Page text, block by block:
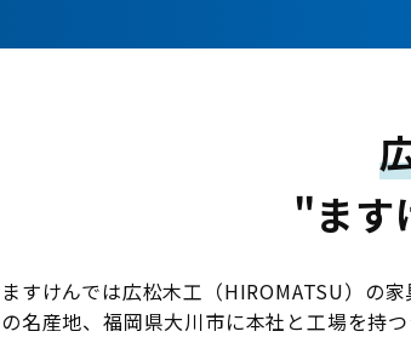
"ます
ますけんでは広松木工（HIROMATSU）の
の名産地、福岡県大川市に本社と工場を持